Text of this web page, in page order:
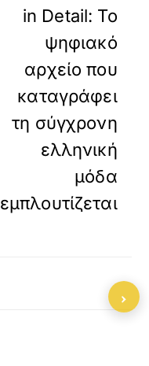
in Detail: Το
ψηφιακό
αρχείο που
καταγράφει
τη σύγχρονη
ελληνική
μόδα
εμπλουτίζεται
›